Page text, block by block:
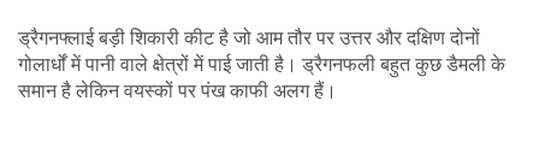
ड्रैगनफ्लाई बड़ी शिकारी कीट है जो आम तौर पर उत्तर और दक्षिण दोनों
गोलार्धों में पानी वाले क्षेत्रों में पाई जाती है। ड्रैगनफली बहुत कुछ डैमली के
समान है लेकिन वयस्कों पर पंख काफी अलग हैं।